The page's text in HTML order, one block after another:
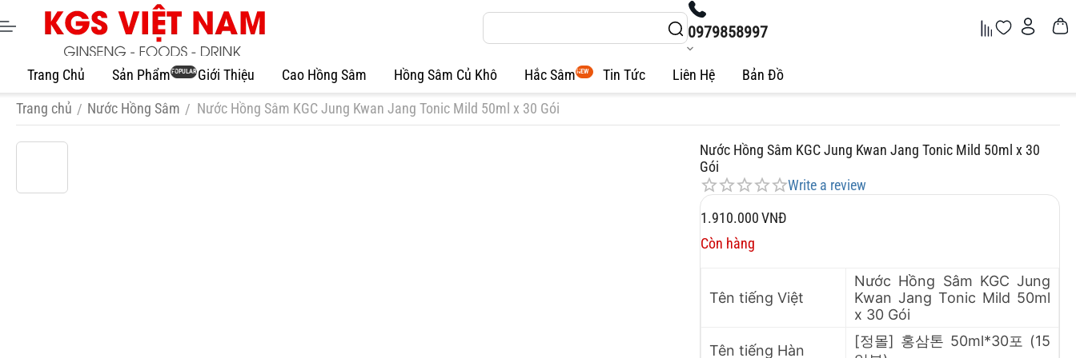
0979858997
Trang Chủ Sản Phẩm POPULAR Giới Thiệu Cao Hồng Sâm Hồng Sâm Củ Khô Hắc Sâm NEW Tin Tức Liên Hệ Bản Đồ
Trang chủ / Nước Hồng Sâm / Nước Hồng Sâm KGC Jung Kwan Jang Tonic Mild 50ml x 30 Gói
Nước Hồng Sâm KGC Jung Kwan Jang Tonic Mild 50ml x 30
Gói
Write a review
1.910.000VNĐ
Còn hàng
Tên tiếng Việt
Nước Hồng Sâm KGC Jung
Kwan Jang Tonic Mild 50ml
x 30 Gói
Tên tiếng Hàn
[정몰] 홍삼톤 50ml*30포 (15